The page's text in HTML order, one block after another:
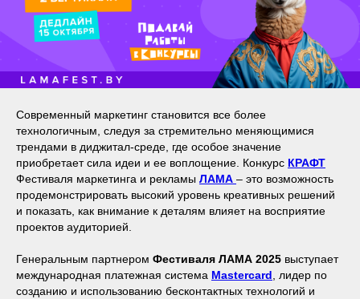
Современный маркетинг становится все более
технологичным, следуя за стремительно меняющимися
трендами в диджитал-среде, где особое значение
приобретает сила идеи и ее воплощение. Конкурс КРАФТ
Фестиваля маркетинга и рекламы ЛАМА – это возможность
продемонстрировать высокий уровень креативных решений
и показать, как внимание к деталям влияет на восприятие
проектов аудиторией.
Генеральным партнером Фестиваля ЛАМА 2025 выступает
международная платежная система Mastercard , лидер по
созданию и использованию бесконтактных технологий и